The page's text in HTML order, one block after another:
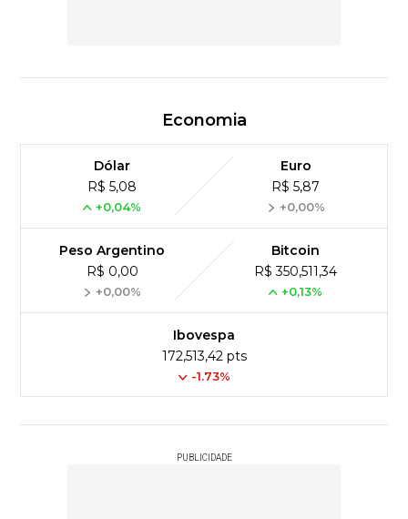
Economia
Dólar
R$ 5,08
+0,04%
Euro
R$ 5,87
+0,00%
Peso Argentino
R$ 0,00
+0,00%
Bitcoin
R$ 350,511,34
+0,13%
Ibovespa
172,513,42 pts
-1.73%
PUBLICIDADE